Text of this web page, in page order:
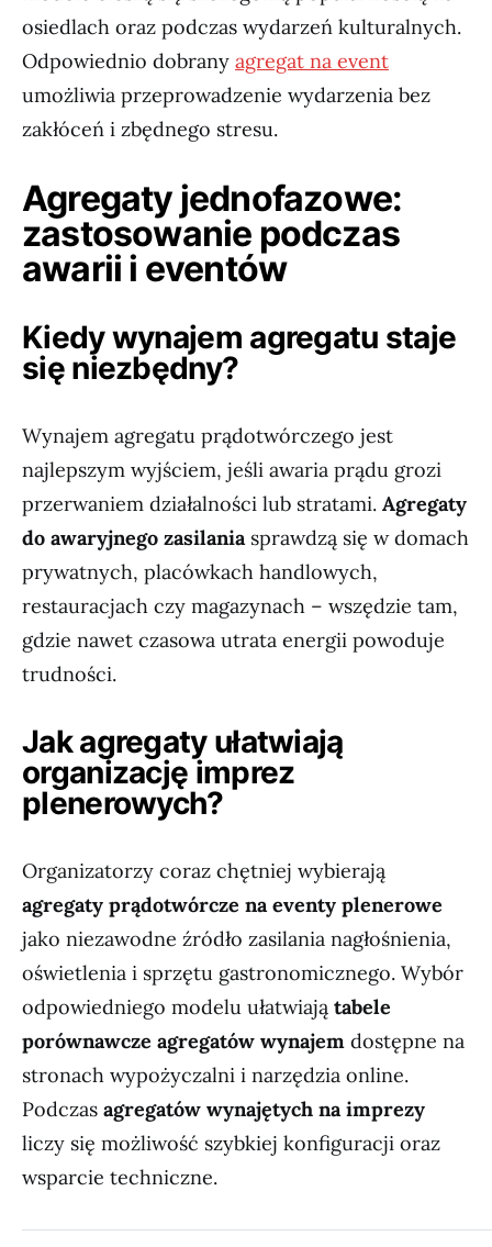
osiedlach oraz podczas wydarzeń kulturalnych.
Odpowiednio dobrany agregat na event
umożliwia przeprowadzenie wydarzenia bez
zakłóceń i zbędnego stresu.
Agregaty jednofazowe:
zastosowanie podczas
awarii i eventów
Kiedy wynajem agregatu staje
się niezbędny?
Wynajem agregatu prądotwórczego jest
najlepszym wyjściem, jeśli awaria prądu grozi
przerwaniem działalności lub stratami. Agregaty
do awaryjnego zasilaniasprawdzą się w domach
prywatnych, placówkach handlowych,
restauracjach czy magazynach – wszędzie tam,
gdzie nawet czasowa utrata energii powoduje
trudności.
Jak agregaty ułatwiają
organizację imprez
plenerowych?
Organizatorzy coraz chętniej wybierają
agregaty prądotwórcze na eventy plenerowe
jako niezawodne źródło zasilania nagłośnienia,
oświetlenia i sprzętu gastronomicznego. Wybór
odpowiedniego modelu ułatwiają tabele
porównawcze agregatów wynajem dostępne na
stronach wypożyczalni i narzędzia online.
Podczas agregatów wynajętych na imprezy
liczy się możliwość szybkiej konfiguracji oraz
wsparcie techniczne.